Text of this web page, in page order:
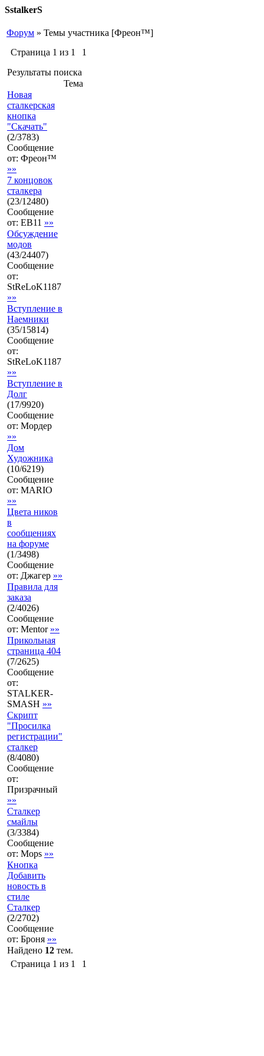
SstalkerS
Форум » Темы участника [Фреон™]
Страница 1 из 1
1
Результаты поиска
Тема
Новая
сталкерская
кнопка
"Скачать"
(2/3783)
Сообщение
от: Фреон™
»»
7 концовок
сталкера
(23/12480)
Сообщение
от: EB11 »»
Обсуждение
модов
(43/24407)
Сообщение
от:
StReLoK1187
»»
Вступление в
Наемники
(35/15814)
Сообщение
от:
StReLoK1187
»»
Вступление в
Долг
(17/9920)
Сообщение
от: Мордер
»»
Дом
Художника
(10/6219)
Сообщение
от: MARIO
»»
Цвета ников
в
сообщениях
на форуме
(1/3498)
Сообщение
от: Джагер »»
Правила для
заказа
(2/4026)
Сообщение
от: Mentor »»
Прикольная
страница 404
(7/2625)
Сообщение
от:
STALKER-
SMASH »»
Скрипт
"Просилка
регистрации"
сталкер
(8/4080)
Сообщение
от:
Призрачный
»»
Сталкер
смайлы
(3/3384)
Сообщение
от: Mops »»
Кнопка
Добавить
новость в
стиле
Сталкер
(2/2702)
Сообщение
от: Броня »»
Найдено 12 тем.
Страница 1 из 1 1